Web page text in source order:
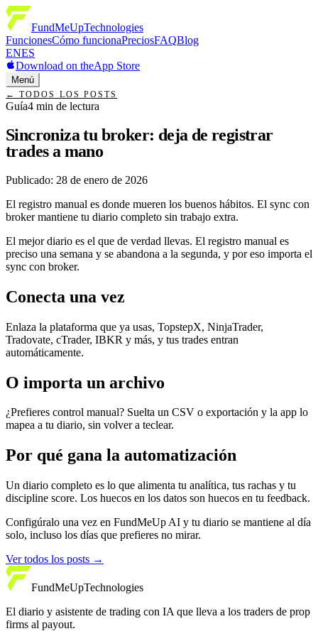
FundMeUpTechnologies
FuncionesCómo funcionaPreciosFAQBlog
ENES
Download on theApp Store
Menú
← TODOS LOS POSTS
Guía4 min de lectura
Sincroniza tu broker: deja de registrar
trades a mano
Publicado: 28 de enero de 2026
El registro manual es donde mueren los buenos hábitos. El sync con
broker mantiene tu diario completo sin trabajo extra.
El mejor diario es el que de verdad llevas. El registro manual es
preciso una semana y se abandona a la segunda, y por eso importa el
sync con broker.
Conecta una vez
Enlaza la plataforma que ya usas, TopstepX, NinjaTrader,
Tradovate, cTrader, IBKR y más, y tus trades entran
automáticamente.
O importa un archivo
¿Prefieres control manual? Suelta un CSV o exportación y la app lo
mapea a tu diario, sin volver a teclear.
Por qué gana la automatización
Un diario completo es lo que alimenta tu analítica, tus rachas y tu
discipline score. Los huecos en los datos son huecos en tu feedback.
Configúralo una vez en FundMeUp AI y tu diario se mantiene al día
solo, incluso los días que prefieres no mirar.
Ver todos los posts →
FundMeUpTechnologies
El diario y asistente de trading con IA que lleva a los traders de prop
firms al payout.